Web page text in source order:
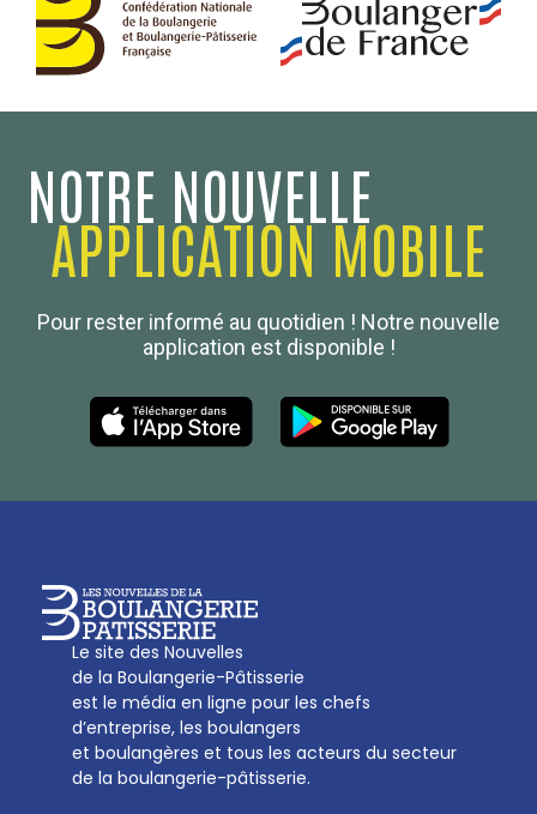
NOTRE NOUVELLE
APPLICATION MOBILE
Pour rester informé au quotidien ! Notre nouvelle
application est disponible !
Le site des Nouvelles
de la Boulangerie-Pâtisserie
est le média en ligne pour les chefs
d’entreprise, les boulangers
et boulangères et tous les acteurs du secteur
de la boulangerie-pâtisserie.
Boulanger de France
Les Nouvelles de la Boulangerie-Pâtisserie Française
27, av d’Eylau - 75782 Paris Cédex 16
01 53 70 16 25